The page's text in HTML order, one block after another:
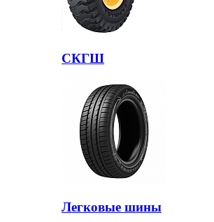
СКГШ
Легковые шины